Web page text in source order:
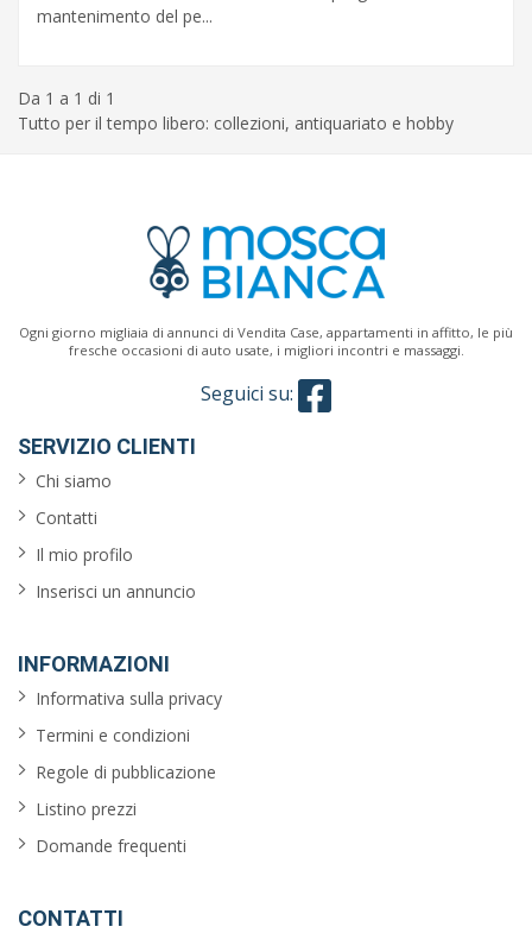
mantenimento del pe...
Da 1 a 1 di 1
Tutto per il tempo libero: collezioni, antiquariato e hobby
Ogni giorno migliaia di annunci di Vendita Case, appartamenti in affitto, le più
fresche occasioni di auto usate, i migliori incontri e massaggi.
Seguici su:
SERVIZIO CLIENTI
Chi siamo
Contatti
Il mio profilo
Inserisci un annuncio
INFORMAZIONI
Informativa sulla privacy
Termini e condizioni
Regole di pubblicazione
Listino prezzi
Domande frequenti
CONTATTI